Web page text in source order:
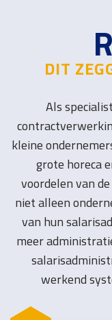
DIT
Als
kleine
grote horeca
voordelen van
niet alleen
van hun
meer
werkend